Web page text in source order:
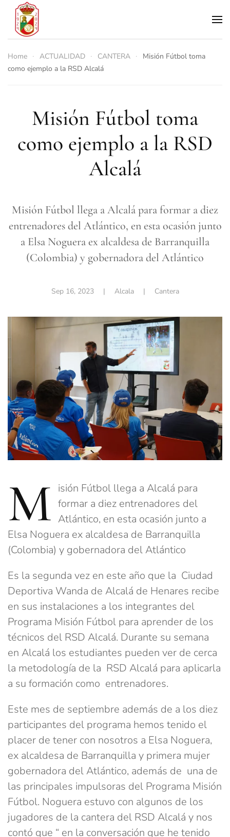
Skip to main content
Home ACTUALIDAD CANTERA
Misión Fútbol toma
como ejemplo a la RSD Alcalá
Misión Fútbol toma
como ejemplo a la RSD
Alcalá
Misión Fútbol llega a Alcalá para formar a diez
entrenadores del Atlántico, en esta ocasión junto
a Elsa Noguera ex alcaldesa de Barranquilla
(Colombia) y gobernadora del Atlántico
Sep 16, 2023| Alcala | Cantera
M isión Fútbol llega a Alcalá para
formar a diez entrenadores del
Atlántico, en esta ocasión junto a
Elsa Noguera ex alcaldesa de Barranquilla
(Colombia) y gobernadora del Atlántico
Es la segunda vez en este año que la Ciudad
Deportiva Wanda de Alcalá de Henares recibe
en sus instalaciones a los integrantes del
Programa Misión Fútbol para aprender de los
técnicos del RSD Alcalá. Durante su semana
en Alcalá los estudiantes pueden ver de cerca
la metodología de la RSD Alcalá para aplicarla
a su formación como entrenadores.
Este mes de septiembre además de a los diez
participantes del programa hemos tenido el
placer de tener con nosotros a Elsa Noguera,
ex alcaldesa de Barranquilla y primera mujer
gobernadora del Atlántico, además de una de
las principales impulsoras del Programa Misión
Fútbol. Noguera estuvo con algunos de los
jugadores de la cantera del RSD Alcalá y nos
contó que “ en la conversación que he tenido